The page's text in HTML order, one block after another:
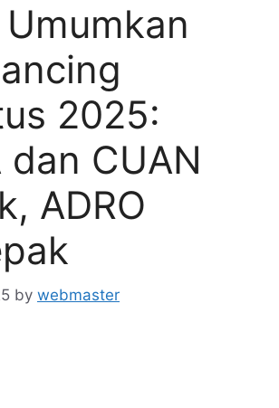
2025:
dan CUAN
ADRO
by webmaster